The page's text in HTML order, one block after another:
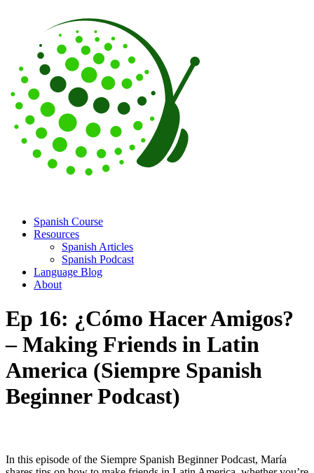
Spanish Course
Resources
Spanish Articles
Spanish Podcast
Language Blog
About
Ep 16: ¿Cómo Hacer Amigos?
– Making Friends in Latin
America (Siempre Spanish
Beginner Podcast)
In this episode of the Siempre Spanish Beginner Podcast, María